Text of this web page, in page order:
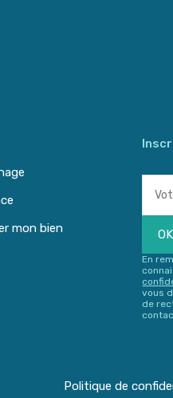
mon bien
En
vous
de
Politique de